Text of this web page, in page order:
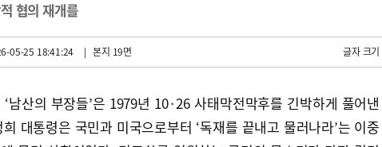
협의 재개를
05-25 18:41:24 | 본지 19면 글자 크기
남산의 부장들’은 1979년 10·26 사태막전막후를 긴박하게 풀어낸
대통령은 국민과 미국으로부터 ‘독재를 끝내고 물러나라’는 이중